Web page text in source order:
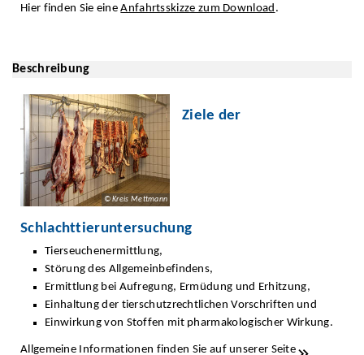
Hier finden Sie eineAnfahrtsskizze zum Download .
Beschreibung
© Kreis Mettmann
Ziele der
Schlachttieruntersuchung
Tierseuchenermittlung,
Störung des Allgemeinbefindens,
Ermittlung bei Aufregung, Ermüdung und Erhitzung,
Einhaltung der tierschutzrechtlichen Vorschriften und
Einwirkung von Stoffen mit pharmakologischer Wirkung.
Allgemeine Informationen finden Sie auf unserer Seite